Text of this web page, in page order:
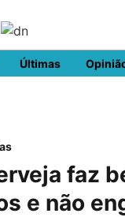
Últimas
faz
e não